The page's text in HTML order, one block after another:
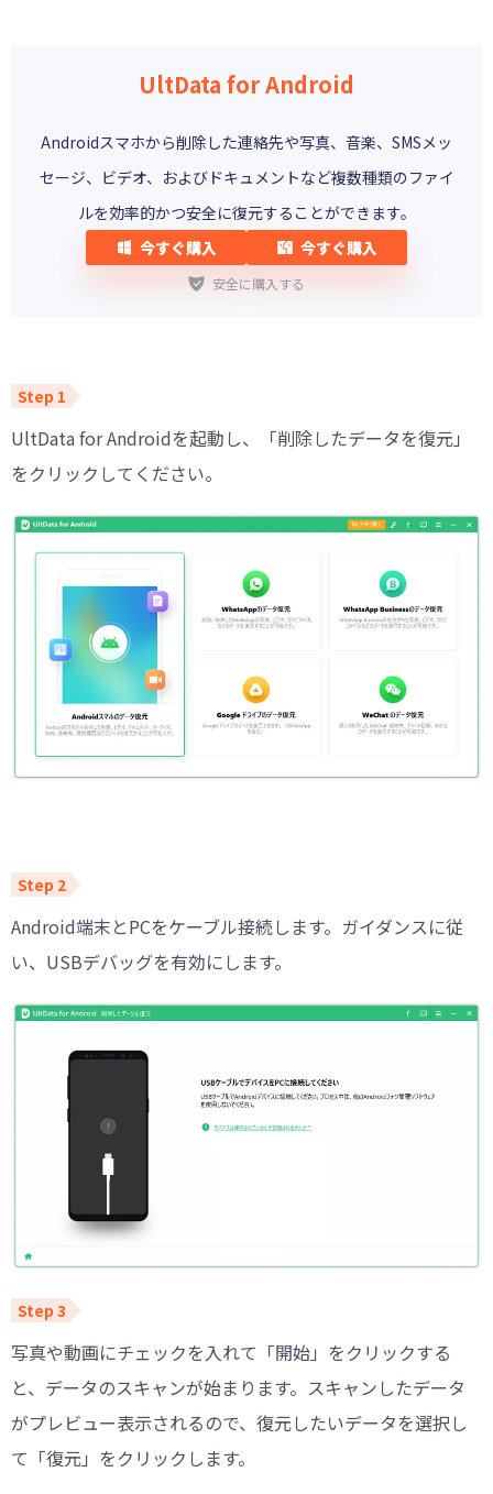
UltData for Android
Androidスマホから削除した連絡先や写真、音楽、SMSメッ
セージ、ビデオ、およびドキュメントなど複数種類のファイ
ルを効率的かつ安全に復元することができます。
今すぐ購入
今すぐ購入
安全に購入する
UltData for Androidを起動し、「削除したデータを復元」
をクリックしてください。
Android端末とPCをケーブル接続します。ガイダンスに従
い、USBデバッグを有効にします。
写真や動画にチェックを入れて「開始」をクリックする
と、データのスキャンが始まります。スキャンしたデータ
がプレビュー表示されるので、復元したいデータを選択し
て「復元」をクリックします。